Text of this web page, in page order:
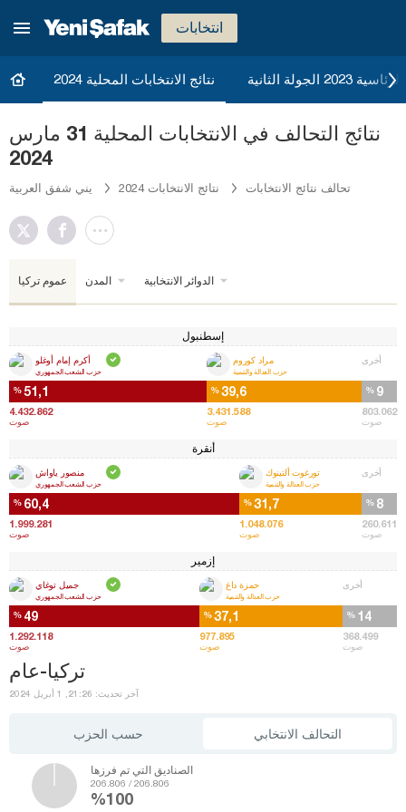
انتخابات
نتائج الانتخابات المحلية 2024 الجولة الثانية
نتائج التحالف في الانتخابات المحلية 31 مارس
2024
يني شفق العربية نتائج الانتخابات 2024 تحالف نتائج الانتخابات
عموم تركيا المدن الدوائر الانتخابية
إسطنبول
أكرم إمام أوغلو
حزب الشعب الجمهوري
%51,1
4.432.862
صوت
مراد كوروم
حزب العدالة والتنمية
%39,6
3.431.588
صوت
أخرى
% 9
803.062
صوت
أنقرة
منصور ياواش
حزب الشعب الجمهوري
% 60,4
1.999.281
صوت
تورغوت ألتينوك
حزب العدالة والتنمية
%31,7
1.048.076
صوت
أخرى
% 8
260.611
صوت
إزمير
جميل توغاي
حزب الشعب الجمهوري
% 49
1.292.118
صوت
حمزة داغ
حزب العدالة والتنمية
%37,1
977.895
صوت
أخرى
% 14
368.499
صوت
تركيا-عام
آخر تحديث: 21:26, 1 أبريل 2024
حسب الحزب التحالف الانتخابي
الصناديق التي تم فرزها
206.806 / 206.806
%100